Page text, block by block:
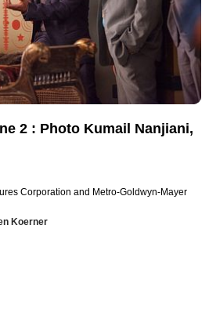
2 : Photo Kumail Nanjiani,
Corporation and Metro-Goldwyn-Mayer
Koerner